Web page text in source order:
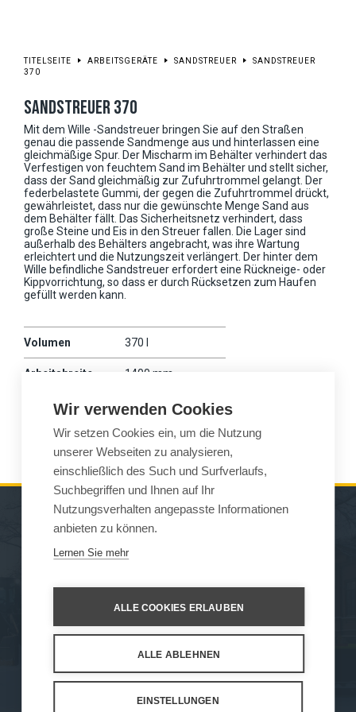
TITELSEITE ARBEITSGERÄTE SANDSTREUER
SANDSTREUER
370
SANDSTREUER 370
Mit dem Wille -Sandstreuer bringen Sie auf den Straßen
genau die passende Sandmenge aus und hinterlassen eine
gleichmäßige Spur. Der Mischarm im Behälter verhindert das
Verfestigen von feuchtem Sand im Behälter und stellt sicher,
dass der Sand gleichmäßig zur Zufuhrtrommel gelangt. Der
federbelastete Gummi, der gegen die Zufuhrtrommel drückt,
gewährleistet, dass nur die gewünschte Menge Sand aus
dem Behälter fällt. Das Sicherheitsnetz verhindert, dass
große Steine und Eis in den Streuer fallen. Die Lager sind
außerhalb des Behälters angebracht, was ihre Wartung
erleichtert und die Nutzungszeit verlängert. Der hinter dem
Wille befindliche Sandstreuer erfordert eine Rückneige- oder
Kippvorrichtung, so dass er durch Rücksetzen zum Haufen
gefüllt werden kann.
Volumen 370 l
Arbeitsbreite 1400 mm
Gewicht 275 kg
475
MASCHINEN
ARBEITSGERÄTE
WARTUNG UND
Privacy StatementPrivacy Policy
Cookie Settings
Wir verwenden Cookies
Wir setzen Cookies ein, um die Nutzung
unserer Webseiten zu analysieren,
einschließlich des Such und Surfverlaufs,
Suchbegriffen und Ihnen auf Ihr
Nutzungsverhalten angepasste Informationen
anbieten zu können.
Lernen Sie mehr
ALLE COOKIES ERLAUBEN
ALLE ABLEHNEN
EINSTELLUNGEN